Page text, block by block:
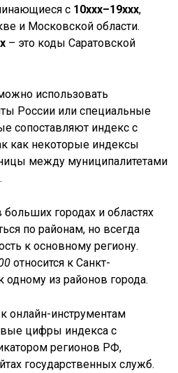
с 10xxx–19xxx,
и Московской области.
– это коды Саратовской
использовать
России или специальные
сопоставляют индекс с
как некоторые индексы
между муниципалитетами
городах и областях
по районам, но всегда
к основному региону.
относится к Санкт-
одному из районов города.
онлайн-инструментам
цифры индекса с
регионов РФ,
государственных служб.